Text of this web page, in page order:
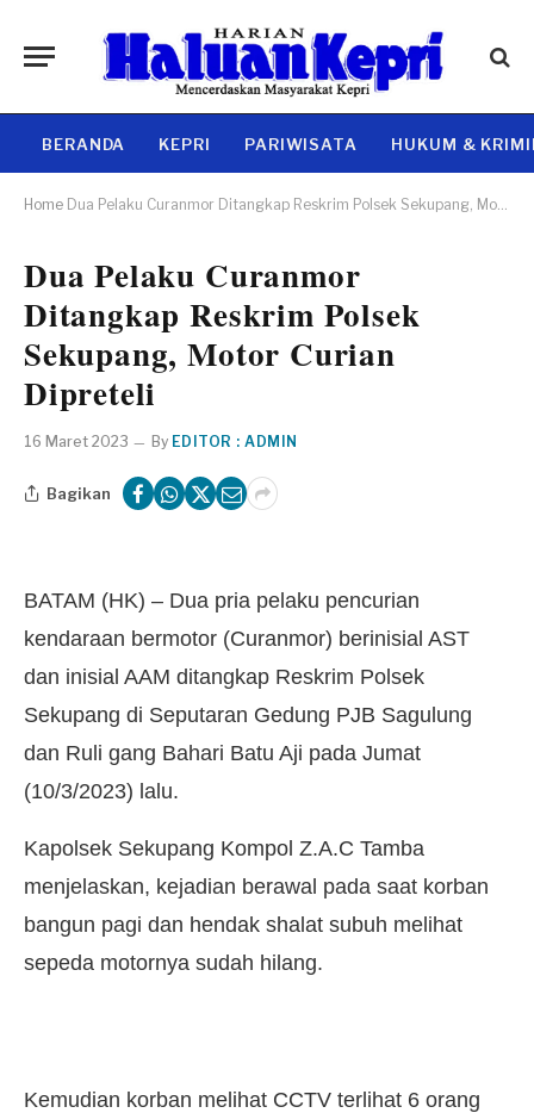
BERANDA KEPRI PARIWISATA HUKUM &
Home Dua Pelaku Curanmor Ditangkap Reskrim Polsek Sekupang, Motor Curian Dipreteli
Dua Pelaku Curanmor
Ditangkap Reskrim Polsek
Sekupang, Motor Curian
Dipreteli
16 Maret 2023 By EDITOR : ADMIN
Bagikan
BATAM (HK) – Dua pria pelaku pencurian
kendaraan bermotor (Curanmor) berinisial AST
dan inisial AAM ditangkap Reskrim Polsek
Sekupang di Seputaran Gedung PJB Sagulung
dan Ruli gang Bahari Batu Aji pada Jumat
(10/3/2023) lalu.
Kapolsek Sekupang Kompol Z.A.C Tamba
menjelaskan, kejadian berawal pada saat korban
bangun pagi dan hendak shalat subuh melihat
sepeda motornya sudah hilang.
Kemudian korban melihat CCTV terlihat 6 orang